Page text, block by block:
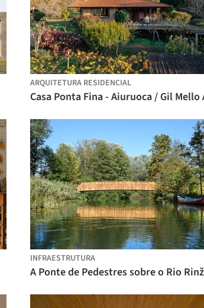
ARQUITETURA RESIDENCIAL
INFRAESTRUTURA